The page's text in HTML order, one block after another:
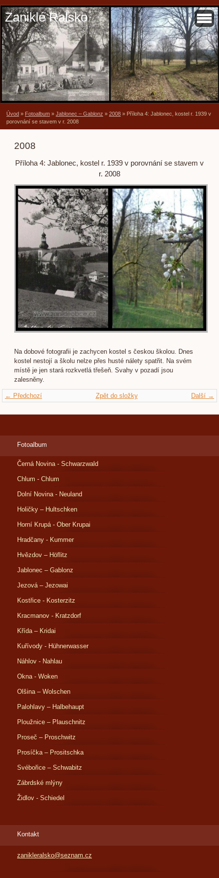
Zaniklé Ralsko
Úvod » Fotoalbum » Jablonec – Gablonz » 2008 » Příloha 4: Jablonec, kostel r. 1939 v
porovnání se stavem v r. 2008
2008
Příloha 4: Jablonec, kostel r. 1939 v porovnání se stavem v
r. 2008
Na dobové fotografii je zachycen kostel s českou školou. Dnes
kostel nestojí a školu nelze přes husté nálety spatřit. Na svém
místě je jen stará rozkvetlá třešeň. Svahy v pozadí jsou
zalesněny.
← Předchozí Další →
Zpět do složky
Fotoalbum
Černá Novina - Schwarzwald
Chlum - Chlum
Dolní Novina - Neuland
Holičky – Hultschken
Horní Krupá - Ober Krupai
Hradčany - Kummer
Hvězdov – Höflitz
Jablonec – Gablonz
Jezová – Jezowai
Kostřice - Kosterzitz
Kracmanov - Kratzdorf
Křída – Kridai
Kuřívody - Hühnerwasser
Náhlov - Nahlau
Okna - Woken
Olšina – Wolschen
Palohlavy – Halbehaupt
Ploužnice – Plauschnitz
Proseč – Proschwitz
Prosíčka – Prositschka
Svébořice – Schwabitz
Zábrdské mlýny
Židlov - Schiedel
Kontakt
zanikleralsko@seznam.cz